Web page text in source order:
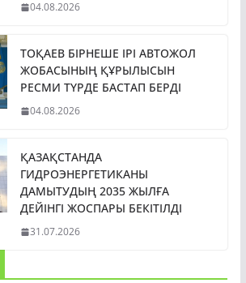
04.08.2026
ТОҚАЕВ БІРНЕШЕ ІРІ АВТОЖОЛ
ЖОБАСЫНЫҢ ҚҰРЫЛЫСЫН
РЕСМИ ТҮРДЕ БАСТАП БЕРДІ
04.08.2026
ҚАЗАҚСТАНДА
ГИДРОЭНЕРГЕТИКАНЫ
ДАМЫТУДЫҢ 2035 ЖЫЛҒА
ДЕЙІНГІ ЖОСПАРЫ БЕКІТІЛДІ
31.07.2026